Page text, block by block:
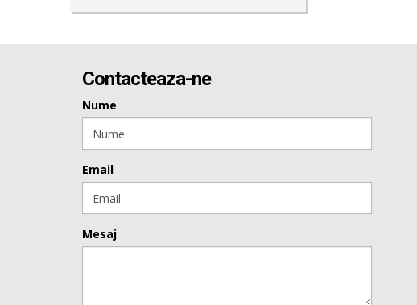
Contacteaza-ne
Nume
Email
Mesaj